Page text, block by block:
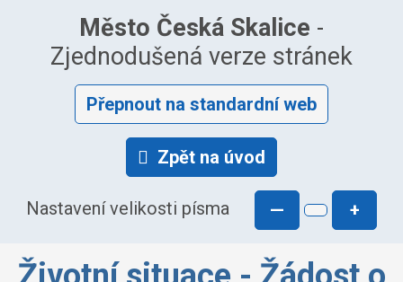
Město Česká Skalice -
Zjednodušená verze stránek
Přepnout na standardní web
Zpět na úvod
Nastavení velikosti písma — +